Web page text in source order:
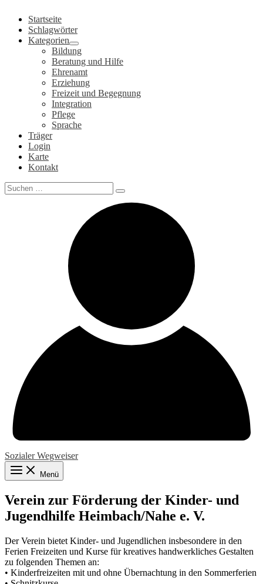
Inhalt
springen
Startseite
Schlagwörter
Kategorien
Bildung
Beratung und Hilfe
Ehrenamt
Erziehung
Freizeit und Begegnung
Integration
Pflege
Sprache
Träger
Login
Karte
Kontakt
Search
for:
Sozialer Wegweiser
Menü
Verein zur Förderung der Kinder- und
Jugendhilfe Heimbach/Nahe e. V.
Der Verein bietet Kinder- und Jugendlichen insbesondere in den
Ferien Freizeiten und Kurse für kreatives handwerkliches Gestalten
zu folgenden Themen an:
• Kinderfreizeiten mit und ohne Übernachtung in den Sommerferien